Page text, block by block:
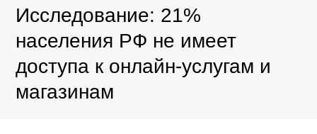
Исследование: 21%
населения РФ не имеет
доступа к онлайн-услугам и
магазинам